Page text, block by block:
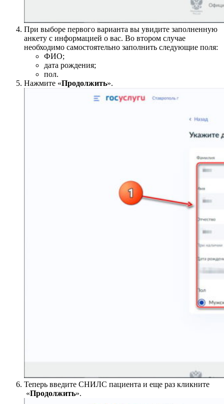
При выборе первого варианта вы увидите заполненную
анкету с информацией о вас. Во втором случае
необходимо самостоятельно заполнить следующие поля:
ФИО;
дата рождения;
пол.
Нажмите «Продолжить».
Теперь введите СНИЛС пациента и еще раз кликните
«Продолжить».